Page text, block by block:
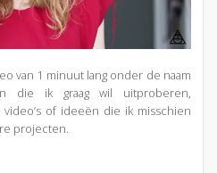
van 1 minuut lang onder de naam
die ik graag wil uitproberen,
of ideeën die ik misschien
projecten.